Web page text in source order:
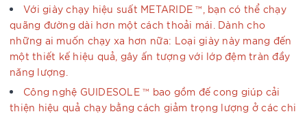
Với giày chạy hiệu suất METARIDE ™, bạn có thể chạy
quãng đường dài hơn một cách thoải mái. Dành cho
những ai muốn chạy xa hơn nữa: Loại giày này mang đến
một thiết kế hiệu quả, gây ấn tượng với lớp đệm tràn đầy
năng lượng.
Công nghệ GUIDESOLE ™ bao gồm đế cong giúp cải
thiện hiệu quả chạy bằng cách giảm trọng lượng ở các chi